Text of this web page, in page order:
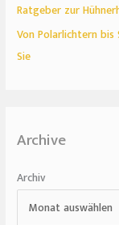
Ratgeber zur
Von Polarlichtern
Sie
Archive
Archiv